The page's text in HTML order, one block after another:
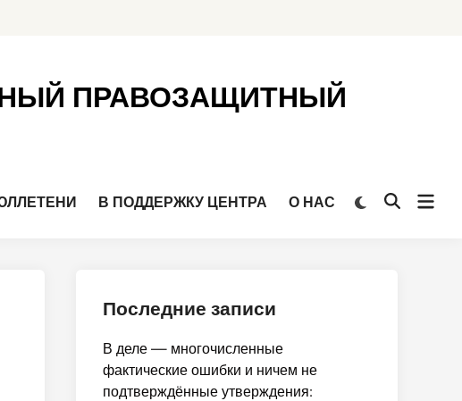
ПРАВОЗАЩИТНЫЙ
В ПОДДЕРЖКУ ЦЕНТРА О НАС
Переключить
Открыть
Последние записи
В деле — многочисленные
фактические ошибки и ничем не
подтверждённые утверждения: